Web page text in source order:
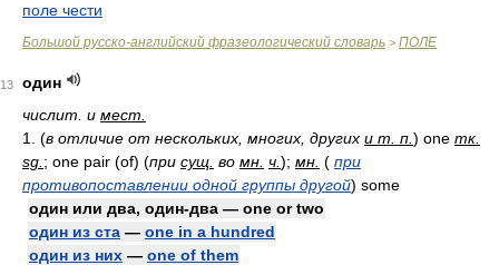
поле чести
Большой русско-английский фразеологический словарь > ПОЛЕ
13
один
числит. и мест.
1. (в отличие от нескольких, многих, других и т. п. ) one тк.
sg. ; one pair (of) (при сущ. во мн. ч. ); мн. ( при
противопоставлении одной группы другой) some
один или два, один-два — one or two
один из ста — one in a hundred
один из них — one of them